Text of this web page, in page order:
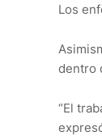
Los
dentro
“El